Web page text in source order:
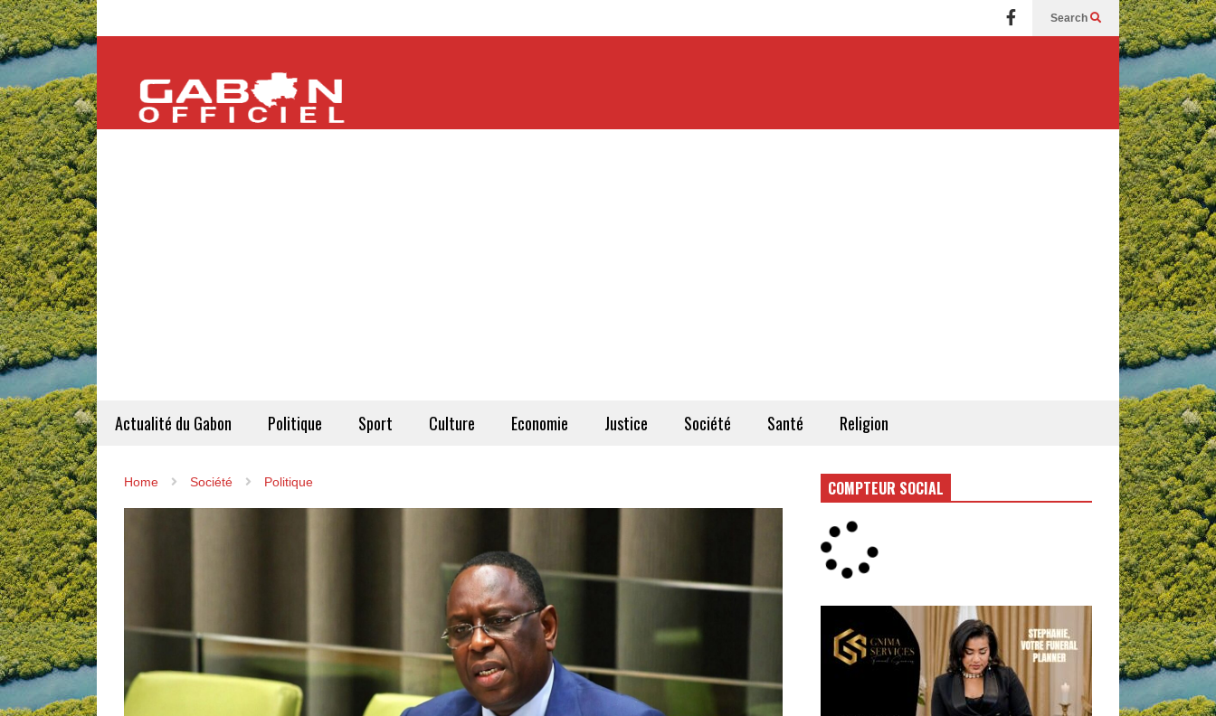
Search
Actualité du Gabon Politique Sport Culture Economie Justice Société Santé Religion
Home Société Politique COMPTEUR SOCIAL